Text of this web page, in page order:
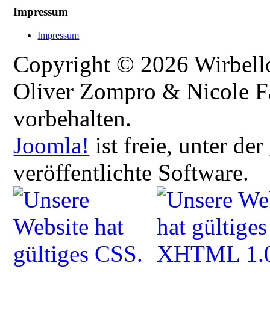
Impressum
Impressum
Copyright © 2026
Oliver Zompro & Nicole
vorbehalten.
Joomla! ist freie, unter der
veröffentlichte Software.